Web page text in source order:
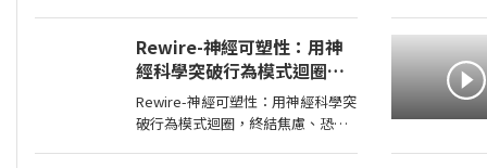
師 出版社：大是 出版日期：
2026-01-27 00:00:00 ◎我兒子很孝
順，還
Rewire-神經可塑性：用神
經科學突破行為模式迴圈，
終結焦慮、恐慌和憂鬱，實
現最佳的心理健康
Rewire-神經可塑性：用神經科學突
破行為模式迴圈，終結焦慮、恐慌